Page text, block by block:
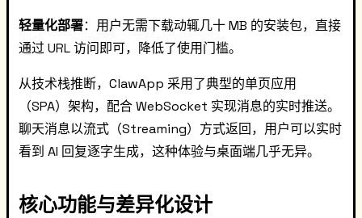
轻量化部署：用户无需下载动辄几十 MB 的安装包，直接
通过 URL 访问即可，降低了使用门槛。
从技术栈推断，ClawApp 采用了典型的单页应用
（SPA）架构，配合 WebSocket 实现消息的实时推送。
聊天消息以流式（Streaming）方式返回，用户可以实时
看到 AI 回复逐字生成，这种体验与桌面端几乎无异。
核心功能与差异化设计